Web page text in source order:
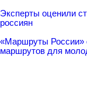
Эксперты оценили
россиян
«Маршруты России»
маршрутов для